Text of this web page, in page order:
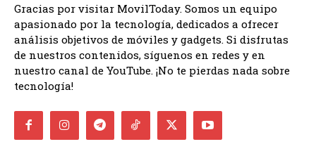
Gracias por visitar MovilToday. Somos un equipo
apasionado por la tecnología, dedicados a ofrecer
análisis objetivos de móviles y gadgets. Si disfrutas
de nuestros contenidos, síguenos en redes y en
nuestro canal de YouTube. ¡No te pierdas nada sobre
tecnología!